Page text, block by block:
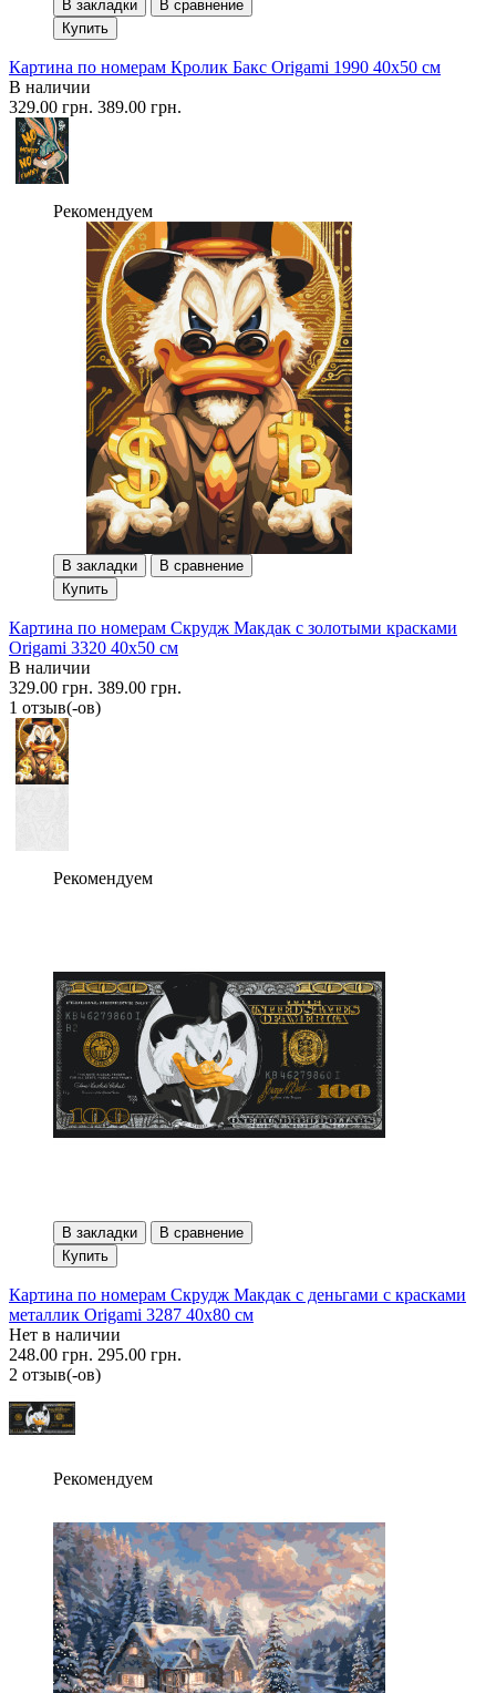
В закладки
В сравнение
Купить
Картина по номерам Кролик Бакс Origami 1990 40x50 см
В наличии
329.00 грн. 389.00 грн.
Рекомендуем
В закладки
В сравнение
Купить
Картина по номерам Скрудж Макдак с золотыми красками
Origami 3320 40x50 см
В наличии
329.00 грн. 389.00 грн.
1 отзыв(-ов)
Рекомендуем
В закладки
В сравнение
Купить
Картина по номерам Скрудж Макдак с деньгами с красками
металлик Origami 3287 40x80 см
Нет в наличии
248.00 грн. 295.00 грн.
2 отзыв(-ов)
Рекомендуем